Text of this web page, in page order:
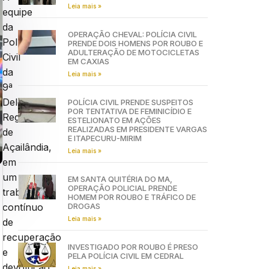
equipe
da
Polícia
Civil
da
9ª
Delegacia
Regional
de
Açailândia,
em
um
trabalho
contínuo
de
recuperação
e
Leia mais »
OPERAÇÃO CHEVAL: POLÍCIA CIVIL
PRENDE DOIS HOMENS POR ROUBO E
ADULTERAÇÃO DE MOTOCICLETAS
EM CAXIAS
Leia mais »
POLÍCIA CIVIL PRENDE SUSPEITOS
POR TENTATIVA DE FEMINICÍDIO E
ESTELIONATO EM AÇÕES
REALIZADAS EM PRESIDENTE VARGAS
E ITAPECURU-MIRIM
Leia mais »
EM SANTA QUITÉRIA DO MA,
OPERAÇÃO POLICIAL PRENDE
HOMEM POR ROUBO E TRÁFICO DE
DROGAS
Leia mais »
INVESTIGADO POR ROUBO É PRESO
PELA POLÍCIA CIVIL EM CEDRAL